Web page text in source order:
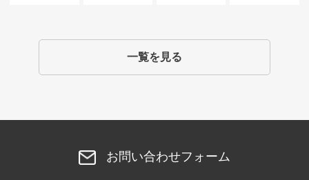
一覧を見る
お問い合わせフォーム